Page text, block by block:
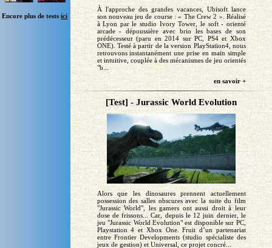
Encore plus de testsici
À l'approche des grandes vacances, Ubisoft lance
son nouveau jeu de course : « The Crew 2 ». Réalisé
à Lyon par le studio Ivory Tower, le soft - orienté
arcade - dépoussière avec brio les bases de son
prédécesseur (paru en 2014 sur PC, PS4 et Xbox
ONE). Testé à partir de la version PlayStation4, nous
retrouvons instantanément une prise en main simple
et intuitive, couplée à des mécanismes de jeu orientés
"b...
en savoir +
[Test] - Jurassic World Evolution
Alors que les dinosaures prennent actuellement
possession des salles obscures avec la suite du film
"Jurassic World", les gamers ont aussi droit à leur
dose de frissons... Car, depuis le 12 juin dernier, le
jeu "Jurassic World Evolution" est disponible sur PC,
Playstation 4 et Xbox One. Fruit d’un partenariat
entre Frontier Developments (studio spécialiste des
jeux de gestion) et Universal, ce projet concré...